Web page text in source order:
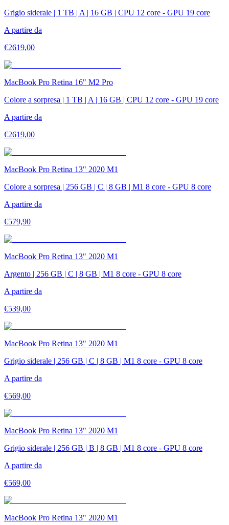
Grigio siderale | 1 TB | A | 16 GB | CPU 12 core - GPU 19 core
A partire da
€2619,00
MacBook Pro Retina 16" M2 Pro
Colore a sorpresa | 1 TB | A | 16 GB | CPU 12 core - GPU 19 core
A partire da
€2619,00
MacBook Pro Retina 13" 2020 M1
Colore a sorpresa | 256 GB | C | 8 GB | M1 8 core - GPU 8 core
A partire da
€579,90
MacBook Pro Retina 13" 2020 M1
Argento | 256 GB | C | 8 GB | M1 8 core - GPU 8 core
A partire da
€539,00
MacBook Pro Retina 13" 2020 M1
Grigio siderale | 256 GB | C | 8 GB | M1 8 core - GPU 8 core
A partire da
€569,00
MacBook Pro Retina 13" 2020 M1
Grigio siderale | 256 GB | B | 8 GB | M1 8 core - GPU 8 core
A partire da
€569,00
MacBook Pro Retina 13" 2020 M1